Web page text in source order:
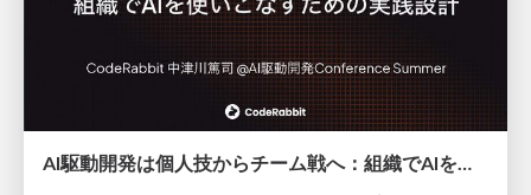
AI駆動開発は個人技からチーム戦へ：組織でAIを使いこなすための実践設計